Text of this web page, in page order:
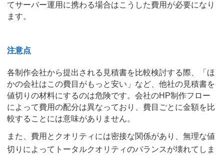
てサーバー運用に携わる場合はこうした費用が必要になり
ます。
注意点
各制作会社から提出される見積書を比較検討する際、「ほ
かの会社はこの費目がもっと安い」など、他社の見積書を
値切りの材料にするのは危険です。会社のHP制作フロー
によって費用の配分は異なっており、費目ごとに金額を比
較することには意味がありません。
また、費用とクオリティには密接な関係があり、無理な値
切りによってトータルクオリティのバランスが壊れてしま